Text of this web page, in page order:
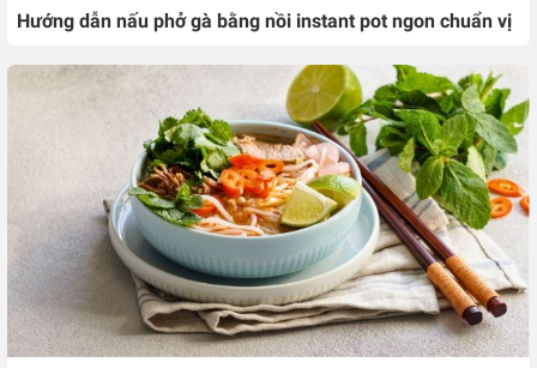
Hướng dẫn nấu phở gà bằng nồi instant pot ngon chuẩn vị